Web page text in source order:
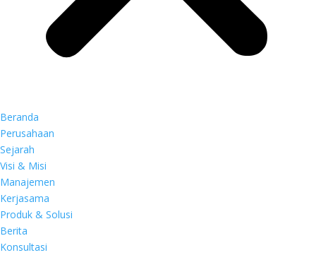
Beranda
Perusahaan
Sejarah
Visi & Misi
Manajemen
Kerjasama
Produk & Solusi
Berita
Konsultasi